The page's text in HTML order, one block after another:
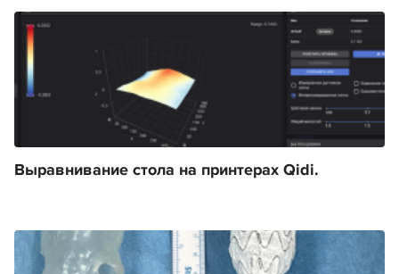
Выравнивание стола на принтерах Qidi.